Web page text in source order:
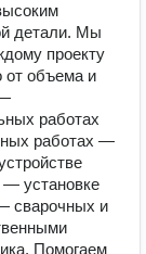
детали. Мы
проекту
от объема и
работах
работах —
— установке
сварочных и
Помогаем